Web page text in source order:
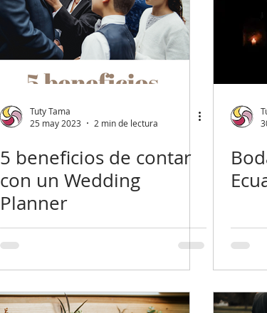
Tuty Tama
25 may 2023
2 min de lectura
5 beneficios de contar
con un Wedding
Planner